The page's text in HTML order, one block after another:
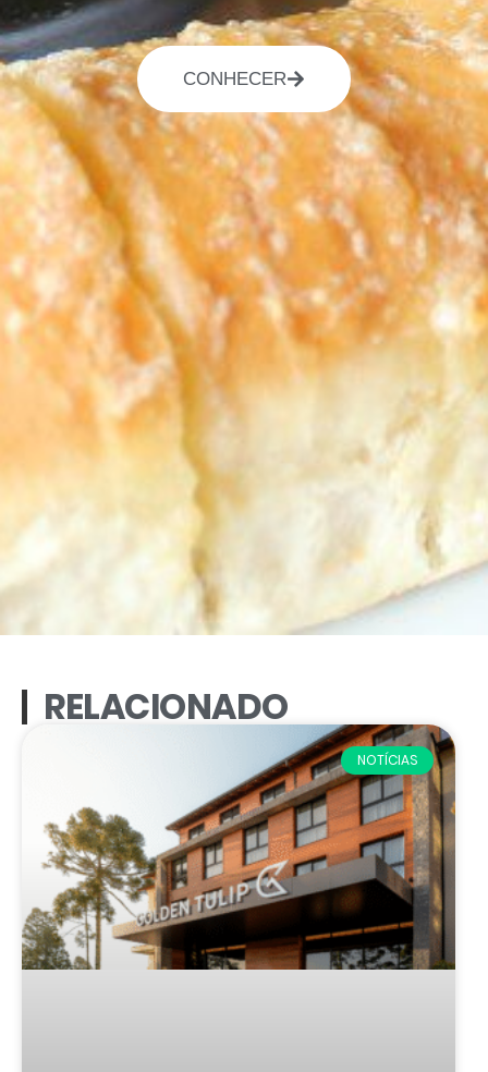
CONHECER
RELACIONADO
NOTÍCIAS